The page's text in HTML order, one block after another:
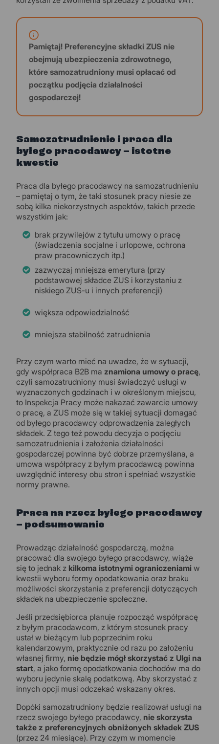
Pamiętaj! Preferencyjne składki ZUS nie
obejmują ubezpieczenia zdrowotnego,
które samozatrudniony musi opłacać od
początku podjęcia działalności
gospodarczej!
Samozatrudnienie i praca dla
byłego pracodawcy – istotne
kwestie
Praca dla byłego pracodawcy na samozatrudnieniu
– pamiętaj o tym, że taki stosunek pracy niesie ze
sobą kilka niekorzystnych aspektów, takich przede
wszystkim jak:
brak przywilejów z tytułu umowy o pracę
(świadczenia socjalne i urlopowe, ochrona
praw pracowniczych itp.)
zazwyczaj mniejsza emerytura (przy
podstawowej składce ZUS i korzystaniu z
niskiego ZUS-u i innych preferencji)
większa odpowiedzialność
mniejsza stabilność zatrudnienia
Przy czym warto mieć na uwadze, że w sytuacji,
gdy współpraca B2B ma znamiona umowy o pracę,
czyli samozatrudniony musi świadczyć usługi w
wyznaczonych godzinach i w określonym miejscu,
to Inspekcja Pracy może nakazać zawarcie umowy
o pracę, a ZUS może się w takiej sytuacji domagać
od byłego pracodawcy odprowadzenia zaległych
składek. Z tego też powodu decyzja o podjęciu
samozatrudnienia i założenia działalności
gospodarczej powinna być dobrze przemyślana, a
umowa współpracy z byłym pracodawcą powinna
uwzględnić interesy obu stron i spełniać wszystkie
normy prawne.
Praca na rzecz byłego pracodawcy
– podsumowanie
Prowadząc działalność gospodarczą, można
pracować dla swojego byłego pracodawcy, wiąże
się to jednak z kilkoma istotnymi ograniczeniami w
kwestii wyboru formy opodatkowania oraz braku
możliwości skorzystania z preferencji dotyczących
składek na ubezpieczenie społeczne.
Jeśli przedsiębiorca planuje rozpocząć współpracę
z byłym pracodawcom, z którym stosunek pracy
ustał w bieżącym lub poprzednim roku
kalendarzowym, praktycznie od razu po założeniu
własnej firmy, nie będzie mógł skorzystać z Ulgi na
start, a jako formę opodatkowania dochodów ma do
wyboru jedynie skalę podatkową. Aby skorzystać z
innych opcji musi odczekać wskazany okres.
Dopóki samozatrudniony będzie realizował usługi na
rzecz swojego byłego pracodawcy, nie skorzysta
także z preferencyjnych obniżonych składek ZUS
(przez 24 miesiące). Przy czym w momencie